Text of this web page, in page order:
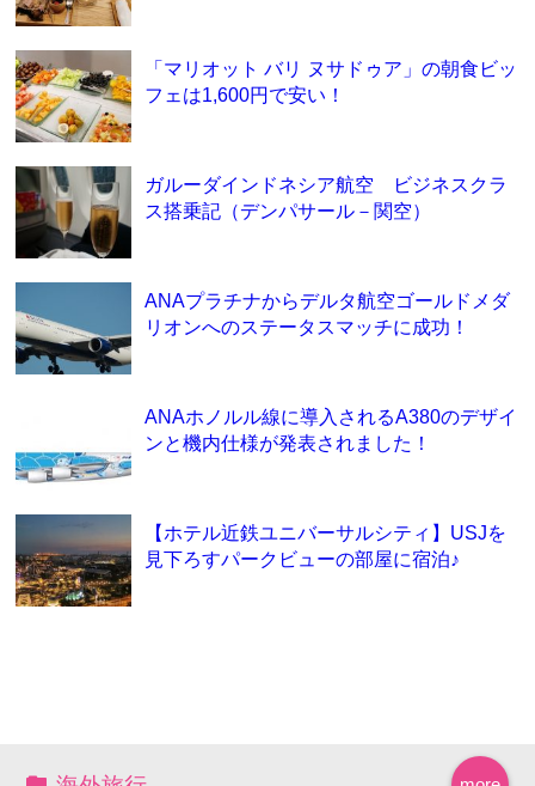
「マリオット バリ ヌサドゥア」の朝食ビッ
フェは1,600円で安い！
ガルーダインドネシア航空 ビジネスクラ
ス搭乗記（デンパサール－関空）
ANAプラチナからデルタ航空ゴールドメダ
リオンへのステータスマッチに成功！
ANAホノルル線に導入されるA380のデザイ
ンと機内仕様が発表されました！
【ホテル近鉄ユニバーサルシティ】USJを
見下ろすパークビューの部屋に宿泊♪